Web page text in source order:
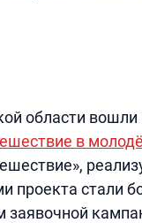
области вошли
в
проекта стали
заявочной